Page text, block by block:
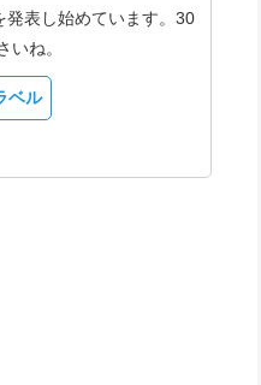
表し始めています。30
ね。
ベル